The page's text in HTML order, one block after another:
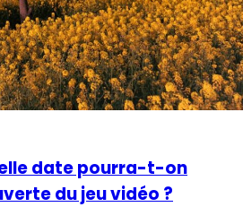
date pourra-t-on
du jeu vidéo ?